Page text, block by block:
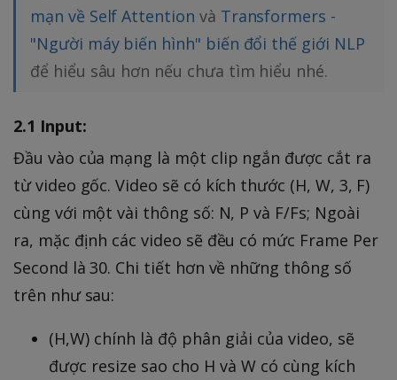
mạn về Self Attention và Transformers -
"Người máy biến hình" biến đổi thế giới NLP
để hiểu sâu hơn nếu chưa tìm hiểu nhé.
2.1 Input:
Đầu vào của mạng là một clip ngắn được cắt ra
từ video gốc. Video sẽ có kích thước (H, W, 3, F)
cùng với một vài thông số: N, P và F/Fs; Ngoài
ra, mặc định các video sẽ đều có mức Frame Per
Second là 30. Chi tiết hơn về những thông số
trên như sau:
(H,W) chính là độ phân giải của video, sẽ
được resize sao cho H và W có cùng kích